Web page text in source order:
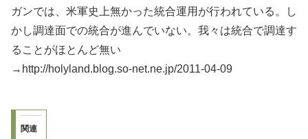
ガンでは、米軍史上無かった統合運用が行われている。し
かし調達面での統合が進んでいない。我々は統合で調達す
ることがほとんど無い
→http://holyland.blog.so-net.ne.jp/2011-04-09
関連